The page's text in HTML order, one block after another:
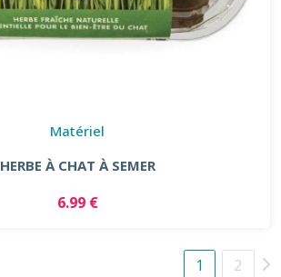
Matériel
HERBE À CHAT À SEMER
6.99 €
1 2